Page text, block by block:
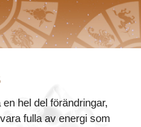
hel del förändringar,
fulla av energi som